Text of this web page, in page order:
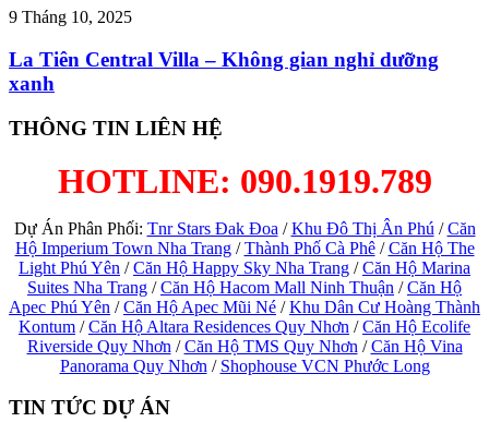
9 Tháng 10, 2025
La Tiên Central Villa – Không gian nghỉ dưỡng
xanh
THÔNG TIN LIÊN HỆ
HOTLINE: 090.1919.789
Dự Án Phân Phối: Tnr Stars Đak Đoa /Khu Đô Thị Ân Phú /Căn
Hộ Imperium Town Nha Trang/Thành Phố Cà Phê/Căn Hộ The
Light Phú Yên /Căn Hộ Happy Sky Nha Trang /Căn Hộ Marina
Suites Nha Trang /Căn Hộ Hacom Mall Ninh Thuận /Căn Hộ
Apec Phú Yên /Căn Hộ Apec Mũi Né /Khu Dân Cư Hoàng Thành
Kontum /Căn Hộ Altara Residences Quy Nhơn /Căn Hộ Ecolife
Riverside Quy Nhơn /Căn Hộ TMS Quy Nhơn /Căn Hộ Vina
Panorama Quy Nhơn / Shophouse VCN Phước Long
TIN TỨC DỰ ÁN